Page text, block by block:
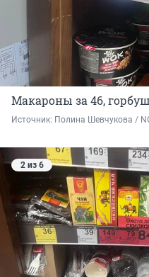
Макароны за 46,
Источник: Полина Шевчукова /
2 из 6